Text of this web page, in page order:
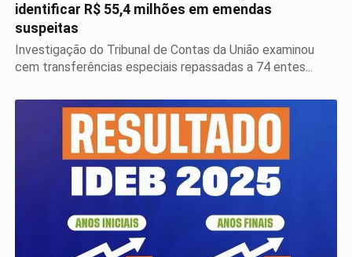
identificar R$ 55,4 milhões em emendas
suspeitas
Investigação do Tribunal de Contas da União examinou
cem transferências especiais repassadas a 74 entes...